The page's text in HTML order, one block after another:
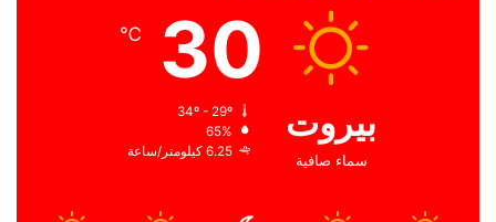
بيروت
سماء صافية
30
℃
65%
6.25 كيلومتر/ساعة